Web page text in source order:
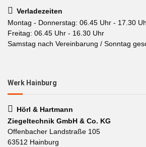
Verladezeiten
Montag - Donnerstag: 06.45 Uhr - 17.30
Freitag: 06.45 Uhr - 16.30 Uhr
Samstag nach Vereinbarung / Sonntag
Werk Hainburg
Hörl & Hartmann
Ziegeltechnik GmbH & Co. KG
Offenbacher Landstraße 105
63512 Hainburg